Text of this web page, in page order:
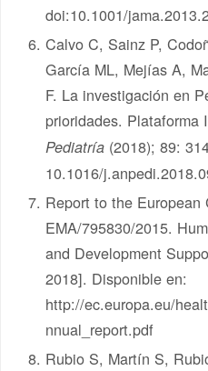
doi:10.1001/
Calvo C, Sainz P,
García ML, Mejías A,
F. La investigación en
prioridades. Plataforma
Pediatría(2018); 89:
10.1016/
Report to the European
EMA/795830/2015.
and Development
2018]. Disponible en:
http://ec.europa.eu/
nnual_report.pdf
Rubio S, Martín S,